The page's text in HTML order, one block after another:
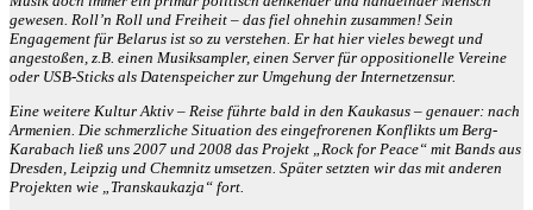
gewesen. Roll’n Roll und Freiheit – das fiel ohnehin zusammen! Sein
Engagement für Belarus ist so zu verstehen. Er hat hier vieles bewegt und
angestoßen, z.B. einen Musiksampler, einen Server für oppositionelle Vereine
oder USB-Sticks als Datenspeicher zur Umgehung der Internetzensur.
Eine weitere Kultur Aktiv – Reise führte bald in den Kaukasus – genauer: nach
Armenien. Die schmerzliche Situation des eingefrorenen Konflikts um Berg-
Karabach ließ uns 2007 und 2008 das Projekt „Rock for Peace“ mit Bands aus
Dresden, Leipzig und Chemnitz umsetzen. Später setzten wir das mit anderen
Projekten wie „Transkaukazja“ fort.